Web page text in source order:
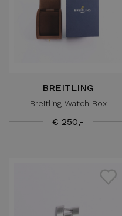
BREITLING
Breitling Watch Box
€ 250,-